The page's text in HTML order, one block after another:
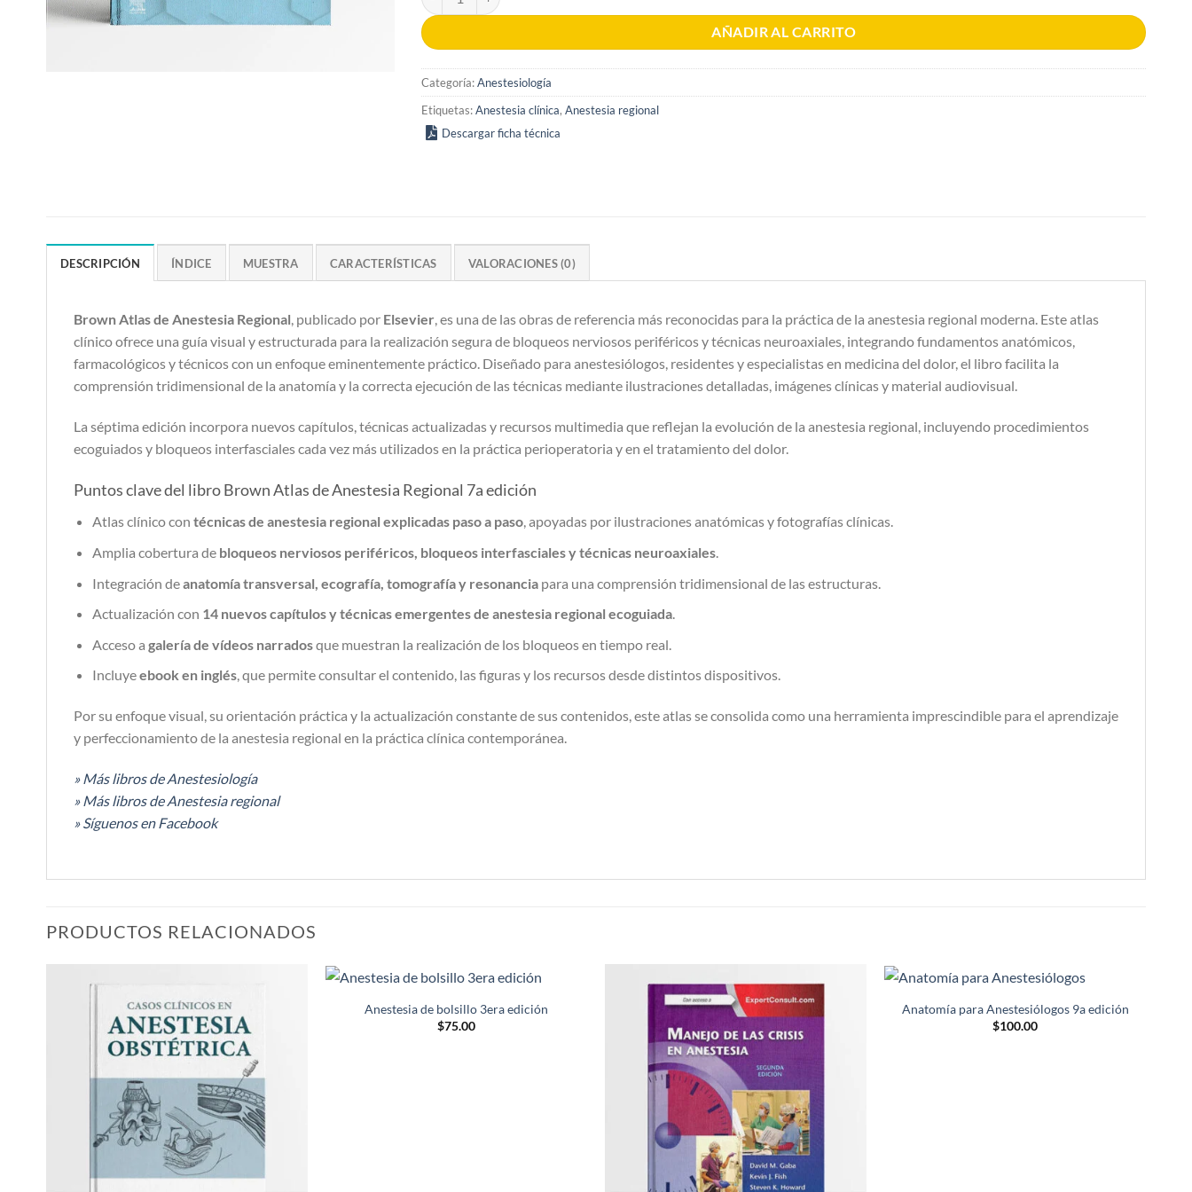
AÑADIR AL CARRITO
Categoría:Anestesiología
Etiquetas:Anestesia clínica,Anestesia regional
Descargar ficha técnica
DESCRIPCIÓN ÍNDICE MUESTRA CARACTERÍSTICAS VALORACIONES (0)
Brown Atlas de Anestesia Regional , publicado por Elsevier , es una de las obras de referencia más reconocidas para la práctica de la anestesia regional moderna. Este atlas
clínico ofrece una guía visual y estructurada para la realización segura de bloqueos nerviosos periféricos y técnicas neuroaxiales, integrando fundamentos anatómicos,
farmacológicos y técnicos con un enfoque eminentemente práctico. Diseñado para anestesiólogos, residentes y especialistas en medicina del dolor, el libro facilita la
comprensión tridimensional de la anatomía y la correcta ejecución de las técnicas mediante ilustraciones detalladas, imágenes clínicas y material audiovisual.
La séptima edición incorpora nuevos capítulos, técnicas actualizadas y recursos multimedia que reflejan la evolución de la anestesia regional, incluyendo procedimientos
ecoguiados y bloqueos interfasciales cada vez más utilizados en la práctica perioperatoria y en el tratamiento del dolor.
Puntos clave del libro Brown Atlas de Anestesia Regional 7a edición
Atlas clínico con técnicas de anestesia regional explicadas paso a paso, apoyadas por ilustraciones anatómicas y fotografías clínicas.
Amplia cobertura de bloqueos nerviosos periféricos, bloqueos interfasciales y técnicas neuroaxiales.
Integración deanatomía transversal, ecografía, tomografía y resonanciapara una comprensión tridimensional de las estructuras.
Actualización con 14 nuevos capítulos y técnicas emergentes de anestesia regional ecoguiada.
Acceso a galería de vídeos narradosque muestran la realización de los bloqueos en tiempo real.
Incluyeebook en inglés, que permite consultar el contenido, las figuras y los recursos desde distintos dispositivos.
Por su enfoque visual, su orientación práctica y la actualización constante de sus contenidos, este atlas se consolida como una herramienta imprescindible para el aprendizaje
y perfeccionamiento de la anestesia regional en la práctica clínica contemporánea.
» Más libros de Anestesiología
» Más libros de Anestesia regional
» Síguenos en Facebook
PRODUCTOS RELACIONADOS
Añadir
Anestesia de bolsillo 3era edición
$75.00
Añadir
Anatomía para Anestesiólogos 9a edición
$100.00